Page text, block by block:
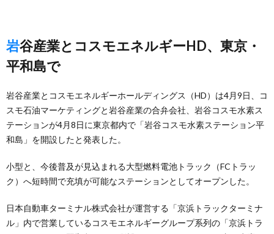
岩谷産業とコスモエネルギーHD、東京・
平和島で
岩谷産業とコスモエネルギーホールディングス（HD）は4月9日、コ
スモ石油マーケティングと岩谷産業の合弁会社、岩谷コスモ水素ス
テーションが4月8日に東京都内で「岩谷コスモ水素ステーション平
和島」を開設したと発表した。
小型と、今後普及が見込まれる大型燃料電池トラック（FCトラッ
ク）へ短時間で充填が可能なステーションとしてオープンした。
日本自動車ターミナル株式会社が運営する「京浜トラックターミナ
ル」内で営業しているコスモエネルギーグループ系列の「京浜トラ